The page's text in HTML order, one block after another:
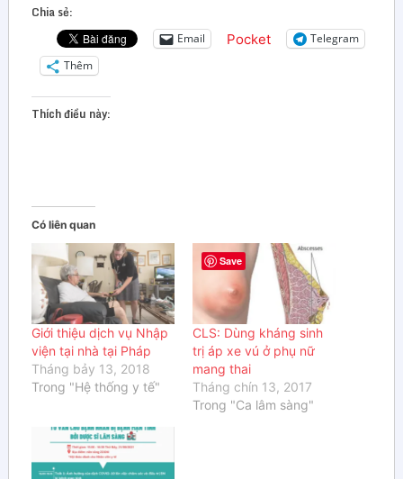
Chia sẻ:
Email Pocket
Telegram
Thêm
Thích điều này:
Có liên quan
Giới thiệu dịch vụ Nhập
viện tại nhà tại Pháp
Tháng bảy 13, 2018
Trong "Hệ thống y tế"
CLS: Dùng kháng sinh
trị áp xe vú ở phụ nữ
mang thai
Tháng chín 13, 2017
Trong "Ca lâm sàng"
Save